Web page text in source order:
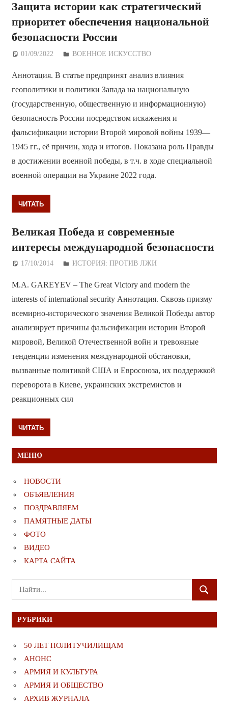
Защита истории как стратегический
приоритет обеспечения национальной
безопасности России
01/09/2022 Дежурный по Редакции
ВОЕННОЕ ИСКУССТВО
Аннотация. В статье предпринят анализ влияния
геополитики и политики Запада на национальную
(государственную, общественную и информационную)
безопасность России посредством искажения и
фальсификации истории Второй мировой войны 1939—
1945 гг., её причин, хода и итогов. Показана роль Правды
в достижении военной победы, в т.ч. в ходе специальной
военной операции на Украине 2022 года.
ЧИТАТЬ
Великая Победа и современные
интересы международной безопасности
17/10/2014 Дежурный по Редакции
ИСТОРИЯ: ПРОТИВ ЛЖИ
M.A. GAREYEV – The Great Victory and modern the
interests of international security Аннотация. Сквозь призму
всемирно-исторического значения Великой Победы автор
анализирует причины фальсификации истории Второй
мировой, Великой Отечественной войн и тревожные
тенденции изменения международной обстановки,
вызванные политикой США и Евросоюза, их поддержкой
переворота в Киеве, украинских экстремистов и
реакционных сил
ЧИТАТЬ
МЕНЮ
НОВОСТИ
ОБЪЯВЛЕНИЯ
ПОЗДРАВЛЯЕМ
ПАМЯТНЫЕ ДАТЫ
ФОТО
ВИДЕО
КАРТА САЙТА
Поиск
для:
ПОИСК
РУБРИКИ
50 ЛЕТ ПОЛИТУЧИЛИЩАМ
АНОНС
АРМИЯ И КУЛЬТУРА
АРМИЯ И ОБЩЕСТВО
АРХИВ ЖУРНАЛА